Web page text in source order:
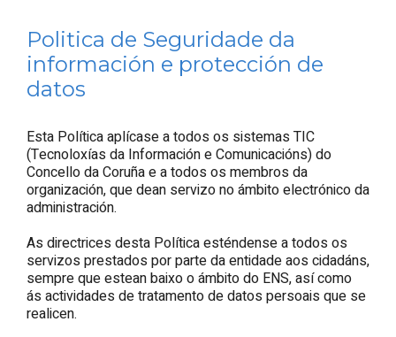
Politica de Seguridade da
información e protección de
datos
Esta Política aplícase a todos os sistemas TIC
(Tecnoloxías da Información e Comunicacións) do
Concello da Coruña e a todos os membros da
organización, que dean servizo no ámbito electrónico da
administración.
As directrices desta Política esténdense a todos os
servizos prestados por parte da entidade aos cidadáns,
sempre que estean baixo o ámbito do ENS, así como
ás actividades de tratamento de datos persoais que se
realicen.